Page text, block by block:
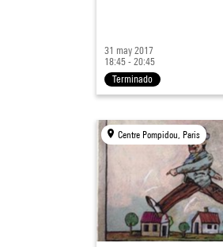
31 may 2017
18:45 - 20:45
Terminado
Centre Pompidou, Paris